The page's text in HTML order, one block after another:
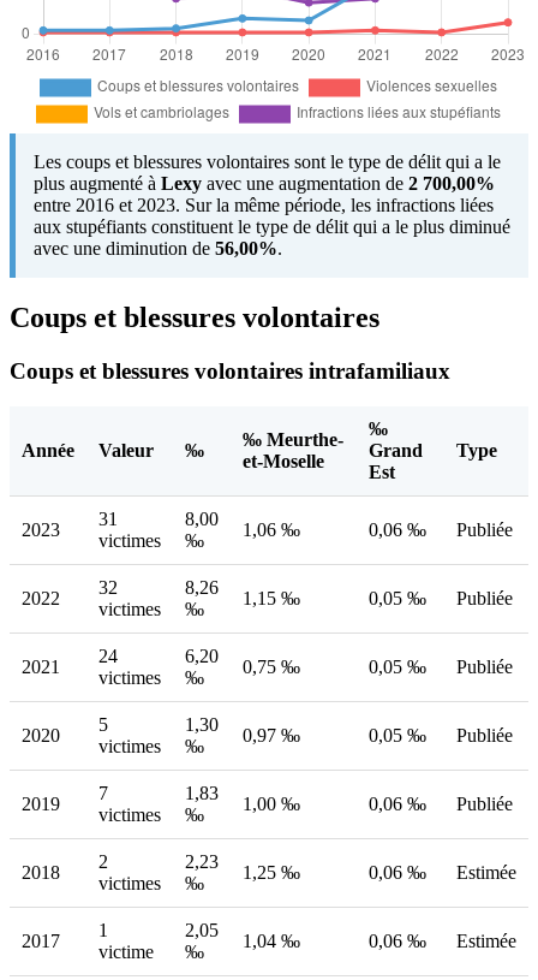
Les coups et blessures volontaires sont le type de délit qui a le
plus augmenté à Lexy avec une augmentation de 2 700,00%
entre 2016 et 2023. Sur la même période, les infractions liées
aux stupéfiants constituent le type de délit qui a le plus diminué
avec une diminution de 56,00%.
Coups et blessures volontaires
Coups et blessures volontaires intrafamiliaux
Année Valeur ‰
‰ Meurthe-
et-Moselle
‰
Grand
Est
Type
2023
31
victimes
8,00
‰
1,06 ‰ 0,06 ‰ Publiée
2022
32
victimes
8,26
‰
1,15 ‰ 0,05 ‰ Publiée
2021
24
victimes
6,20
‰
0,75 ‰ 0,05 ‰ Publiée
2020
5
victimes
1,30
‰
0,97 ‰ 0,05 ‰ Publiée
2019
7
victimes
1,83
‰
1,00 ‰ 0,06 ‰ Publiée
2018
2
victimes
2,23
‰
1,25 ‰ 0,06 ‰ Estimée
2017
1
victime
2,05
‰
1,04 ‰ 0,06 ‰ Estimée